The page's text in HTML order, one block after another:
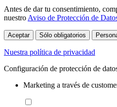
Antes de dar tu consentimiento,
nuestro Aviso de Protección de
Aceptar Sólo obligatorios
Nuestra política de privacidad
Configuración de protección de
Marketing a través de